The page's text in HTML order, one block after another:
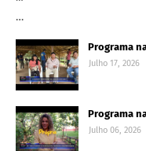
…
Programa
Julho 17, 2026
Programa
Julho 06, 2026